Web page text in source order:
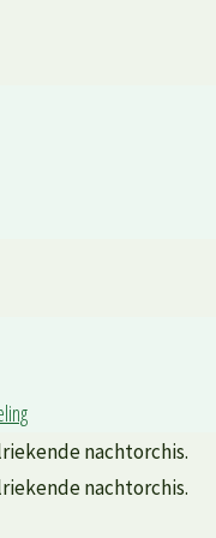
ruiter. (Een
nachtorchis.
nachtorchis.